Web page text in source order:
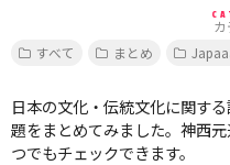
すべて
まとめ
日本の文化・伝統文化に関す
題をまとめてみました。神西
つでもチェックできます。